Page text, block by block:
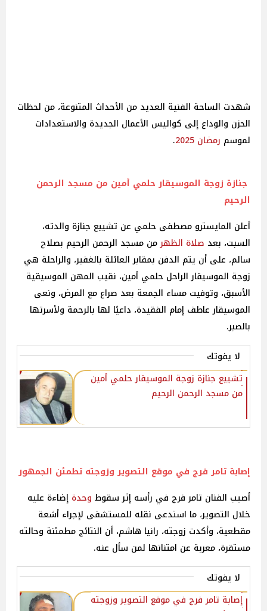
شهدت الساحة الفنية العديد من الأحداث المتنوعة، من لحظات
الحزن والوداع إلى كواليس الأعمال الجديدة والاستعدادات
لموسم رمضان 2025 .
جنازة زوجة الموسيقار حلمي أمين من مسجد الرحمن
الرحيم
أعلن المايسترو مصطفى حلمي عن تشييع جنازة والدته،
السبت، بعد صلاة الظهرمن مسجد الرحمن الرحيم بصلاح
سالم، على أن يتم الدفن بمقابر العائلة بالغفير، والراحلة هي
زوجة الموسيقار الراحل حلمي أمين، نقيب المهن الموسيقية
الأسبق، وتوفيت مساء الجمعة بعد صراع مع المرض، ونعى
الموسيقار عاطف إمام الفقيدة، داعيًا لها بالرحمة ولأسرتها
بالصبر.
لا يفوتك
تشييع جنازة زوجة الموسيقار حلمي أمين
من مسجد الرحمن الرحيم
إصابة تامر فرج في موقع التصوير وزوجته تطمئن الجمهور
أصيب الفنان تامر فرج في رأسه إثر سقوط وحدة إضاءة عليه
خلال التصوير، ما استدعى نقله للمستشفى لإجراء أشعة
مقطعية، وأكدت زوجته، رانيا هاشم، أن النتائج مطمئنة وحالته
مستقرة، معربة عن امتنانها لمن سأل عنه.
لا يفوتك
إصابة تامر فرج في موقع التصوير وزوجته